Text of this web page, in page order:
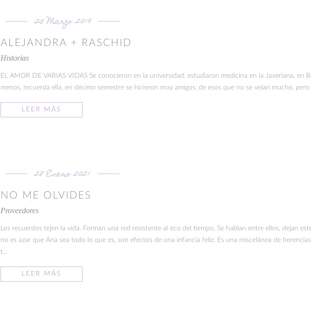
25 Marzo 2019
ALEJANDRA + RASCHID
Historias
EL AMOR DE VARIAS VIDAS Se conocieron en la universidad, estudiaron medicina en la Javeriana, en
menos, recuerda ella, en décimo semestre se hicieron muy amigos: de esos que no se veían mucho,
LEER MÁS
28 Enero 2021
NO ME OLVIDES
Proveedores
Los recuerdos tejen la vida. Forman una red resistente al eco del tiempo. Se hablan entre ellos, dejan
no es azar que Ana sea todo lo que es, son efectos de una infancia feliz. Es una miscelánea de
t...
LEER MÁS